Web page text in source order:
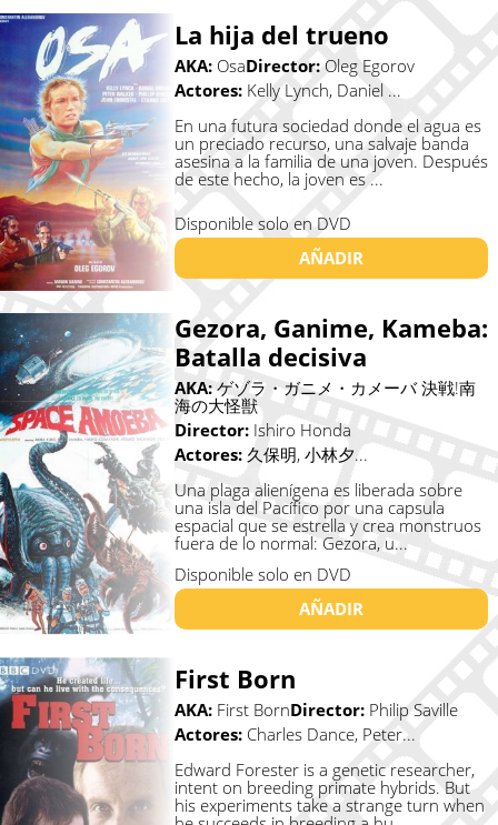
La hija del trueno
AKA: OsaDirector: Oleg Egorov
Actores: Kelly Lynch, Daniel ...
En una futura sociedad donde el agua es
un preciado recurso, una salvaje banda
asesina a la familia de una joven. Después
de este hecho, la joven es ...
Disponible solo en DVD
AÑADIR
Gezora, Ganime, Kameba:
Batalla decisiva
AKA: ゲゾラ・ガニメ・カメーバ 決戦!南
海の大怪獣
Director: Ishiro Honda
Actores: 久保明, 小林夕...
Una plaga alienígena es liberada sobre
una isla del Pacífico por una capsula
espacial que se estrella y crea monstruos
fuera de lo normal: Gezora, u...
Disponible solo en DVD
AÑADIR
First Born
AKA: First BornDirector: Philip Saville
Actores: Charles Dance, Peter...
Edward Forester is a genetic researcher,
intent on breeding primate hybrids. But
his experiments take a strange turn when